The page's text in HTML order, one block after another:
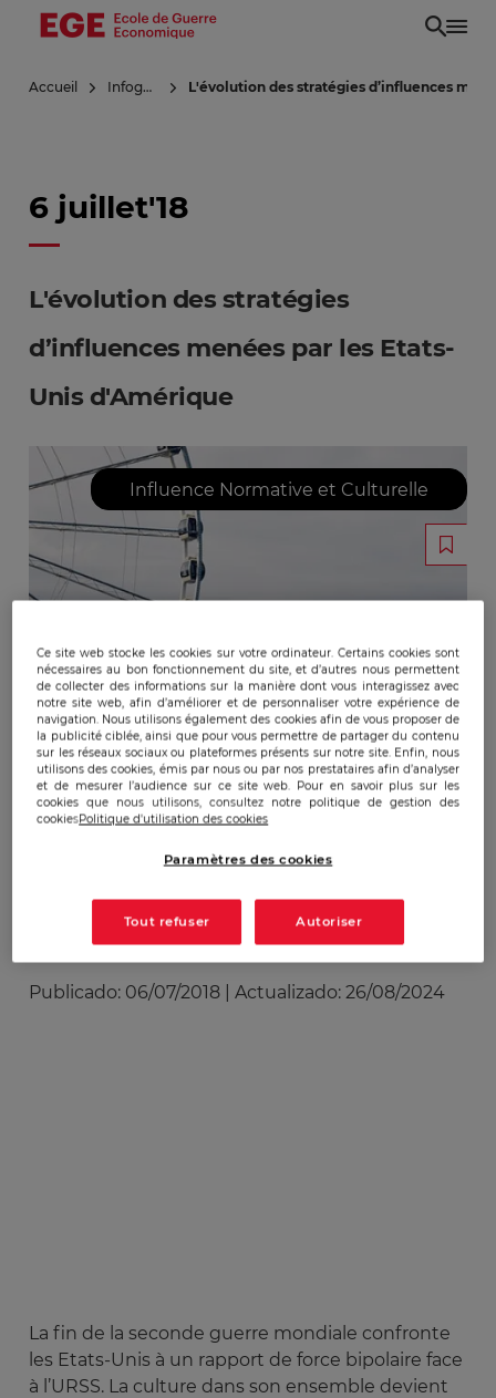
Aller
principal
Accueil Infoguerre L'évolution des stratégies d’influences
6 juillet'18
L'évolution des stratégies
d’influences menées par les Etats-
Unis d'Amérique
Influence Normative et Culturelle
Publicado: 06/07/2018 Actualizado: 26/08/2024
La fin de la seconde guerre mondiale confronte
les Etats-Unis à un rapport de force bipolaire face
à l’URSS. La culture dans son ensemble devient
Ce site web stocke les cookies sur votre ordinateur. Certains cookies sont
nécessaires au bon fonctionnement du site, et d’autres nous permettent
de collecter des informations sur la manière dont vous interagissez avec
notre site web, afin d’améliorer et de personnaliser votre expérience de
navigation. Nous utilisons également des cookies afin de vous proposer de
la publicité ciblée, ainsi que pour vous permettre de partager du contenu
sur les réseaux sociaux ou plateformes présents sur notre site. Enfin, nous
utilisons des cookies, émis par nous ou par nos prestataires afin d’analyser
et de mesurer l’audience sur ce site web. Pour en savoir plus sur les
cookies que nous utilisons, consultez notre politique de gestion des
cookiesPolitique d'utilisation des cookies
Paramètres des cookies
Tout refuser Autoriser